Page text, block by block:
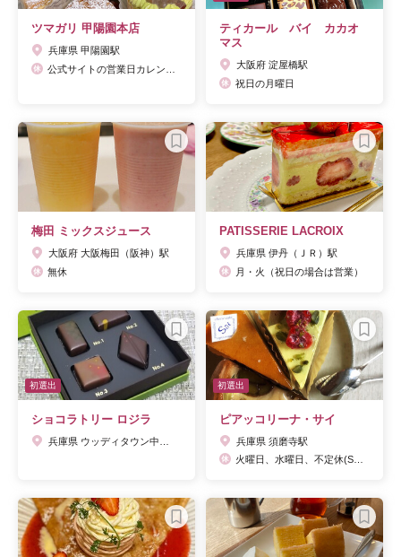
ツマガリ 甲陽園本店
兵庫県 甲陽園駅
ティカール バイ カカオ
マス
大阪府 淀屋橋駅
祝日の月曜日
梅田 ミックスジュース
大阪府 大阪梅田（阪神）駅
無休
PATISSERIE LACROIX
兵庫県 伊丹（ＪＲ）駅
月・火（祝日の場合は営業）
初選出
ショコラトリー ロジラ
初選出
ピアッコリーナ・サイ
兵庫県 須磨寺駅